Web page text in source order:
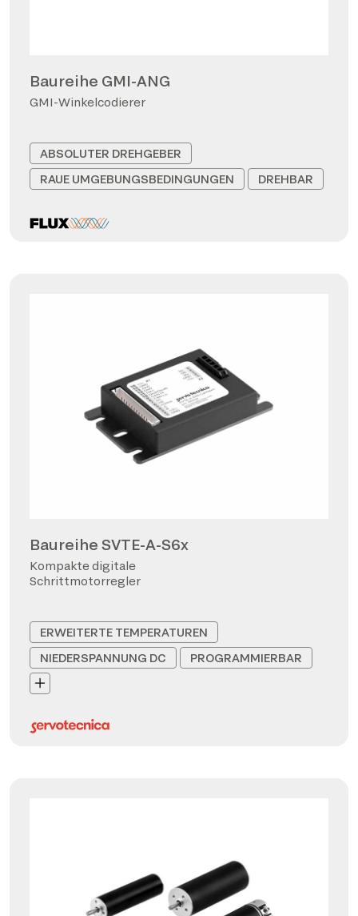
Baureihe GMI-ANG
GMI-Winkelcodierer
ABSOLUTER DREHGEBER
RAUE UMGEBUNGSBEDINGUNGEN
DREHBAR
Baureihe SVTE-A-S6x
Kompakte digitale
Schrittmotorregler
ERWEITERTE TEMPERATUREN
NIEDERSPANNUNG DC
PROGRAMMIERBAR